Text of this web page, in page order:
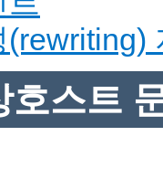
(rewriting)
호스트